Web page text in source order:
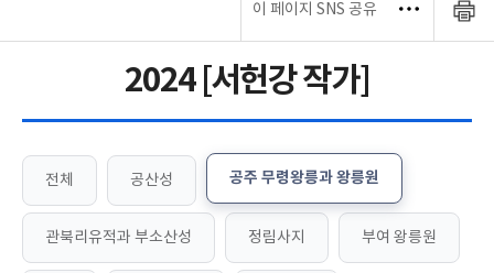
이 페이지 SNS 공유
2024 [서헌강 작가]
전체 공산성 공주 무령왕릉과 왕릉원
관북리유적과 부소산성 정림사지 부여 왕릉원